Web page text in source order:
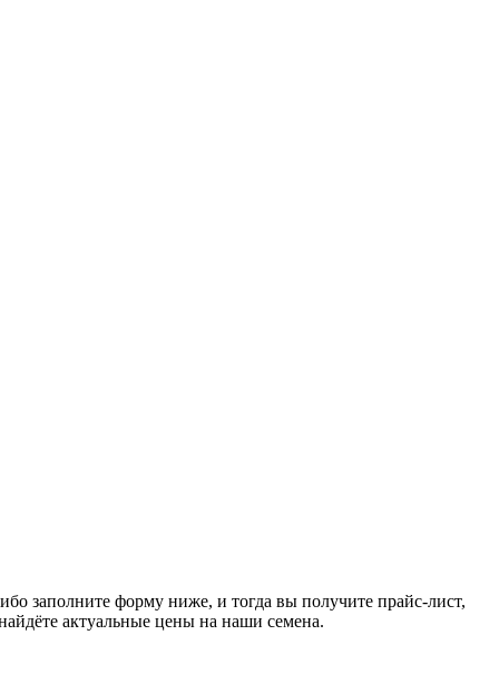
заполните форму ниже, и тогда вы получите прайс-лист,
актуальные цены на наши семена.